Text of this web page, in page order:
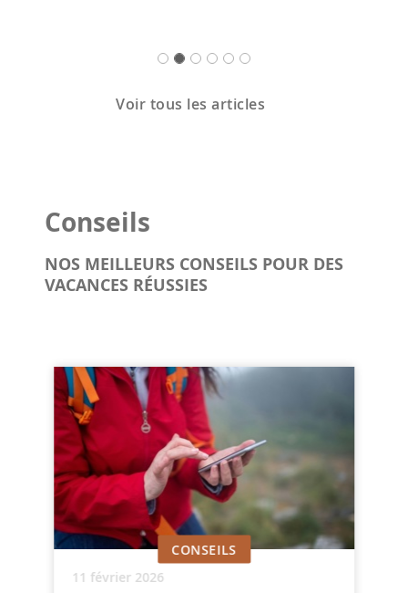
Voir tous les articles
Conseils
NOS MEILLEURS CONSEILS POUR DES
VACANCES RÉUSSIES
CONSEILS
11 février 2026